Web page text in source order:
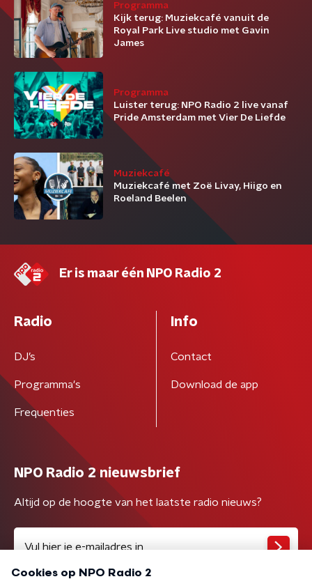
Programma
Kijk terug: Muziekcafé vanuit de
Royal Park Live studio met Gavin
James
Programma
Luister terug: NPO Radio 2 live vanaf
Pride Amsterdam met Vier De Liefde
Muziekcafé
Muziekcafé met Zoë Livay, Hiigo en
Roeland Beelen
Er is maar één NPO Radio 2
Radio
DJ’s
Programma's
Frequenties
Info
Contact
Download de app
NPO Radio 2 nieuwsbrief
Altijd op de hoogte van het laatste radio nieuws?